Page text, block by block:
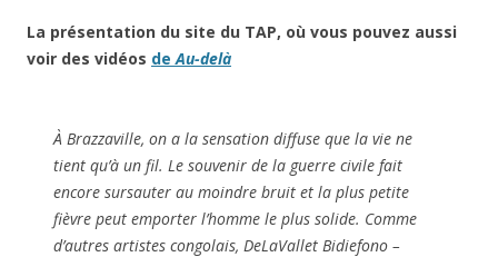
La présentation du site du TAP, où vous pouvez aussi
voir des vidéos de Au-delà
À Brazzaville, on a la sensation diffuse que la vie ne
tient qu’à un fil. Le souvenir de la guerre civile fait
encore sursauter au moindre bruit et la plus petite
fièvre peut emporter l’homme le plus solide. Comme
d’autres artistes congolais, DeLaVallet Bidiefono –